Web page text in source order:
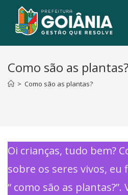
Como são as plantas?
> Como são as plantas?
Oi crianças, tudo bem?
sobre os seres vivos,
“ como são as plantas?”.